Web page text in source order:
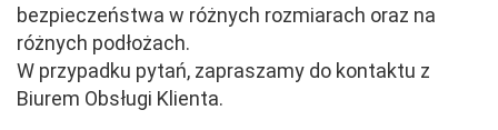
bezpieczeństwa w różnych rozmiarach oraz na
różnych podłożach.
W przypadku pytań, zapraszamy do kontaktu z
Biurem Obsługi Klienta.